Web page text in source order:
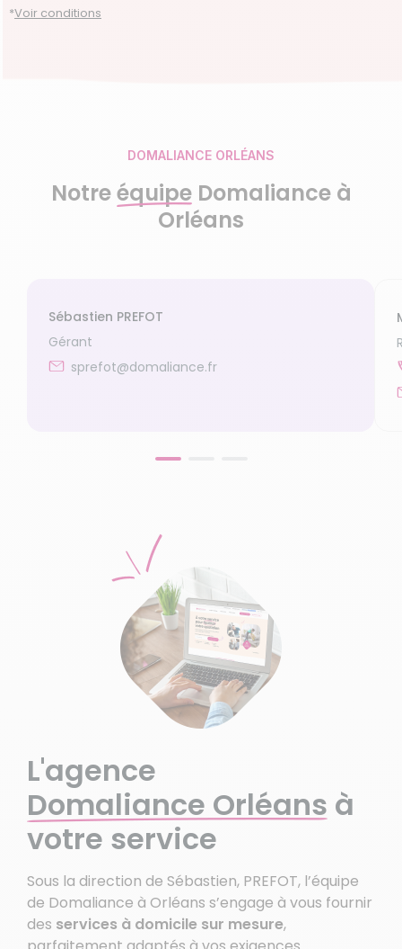
Découvrir le service
Accompagnement du handicap
*Voir conditions
DOMALIANCE ORLÉANS
NotreéquipeDomaliance à
Orléans
Sébastien PREFOT
Gérant
sprefot@domaliance.fr
L'agence
Domaliance Orléans à
votre service
Sous la direction de Sébastien, PREFOT, l’équipe
de Domaliance à Orléans s’engage à vous fournir
des services à domicile sur mesure,